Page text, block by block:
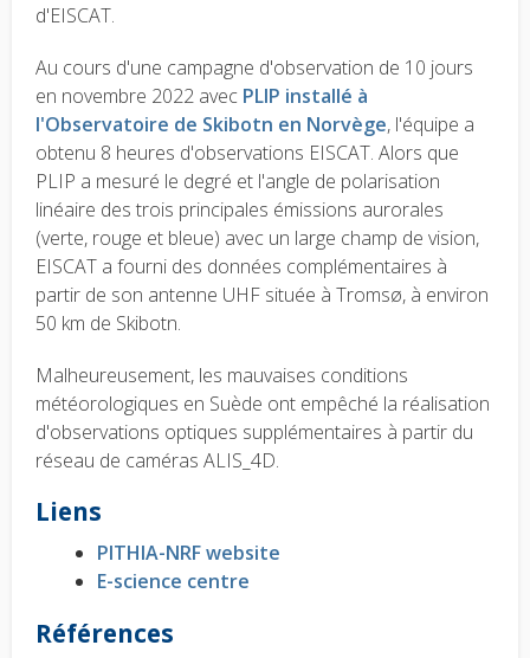
d'EISCAT.
Au cours d'une campagne d'observation de 10 jours
en novembre 2022 avec PLIP installé à
l'Observatoire de Skibotn en Norvège, l'équipe a
obtenu 8 heures d'observations EISCAT. Alors que
PLIP a mesuré le degré et l'angle de polarisation
linéaire des trois principales émissions aurorales
(verte, rouge et bleue) avec un large champ de vision,
EISCAT a fourni des données complémentaires à
partir de son antenne UHF située à Tromsø, à environ
50 km de Skibotn.
Malheureusement, les mauvaises conditions
météorologiques en Suède ont empêché la réalisation
d'observations optiques supplémentaires à partir du
réseau de caméras ALIS_4D.
Liens
PITHIA-NRF website
E-science centre
Références